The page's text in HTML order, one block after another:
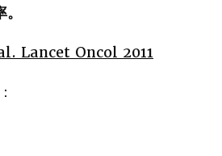
Lancet Oncol 2011